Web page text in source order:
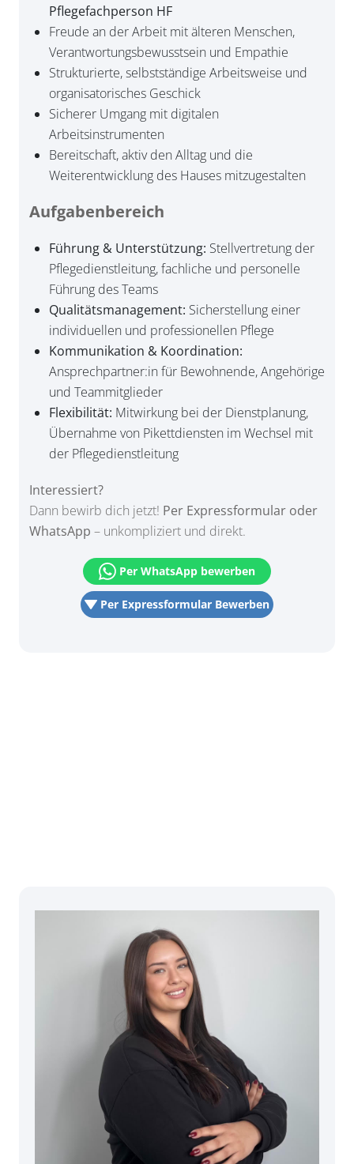
Pflegefachperson HF
Freude an der Arbeit mit älteren Menschen,
Verantwortungsbewusstsein und Empathie
Strukturierte, selbstständige Arbeitsweise und
organisatorisches Geschick
Sicherer Umgang mit digitalen
Arbeitsinstrumenten
Bereitschaft, aktiv den Alltag und die
Weiterentwicklung des Hauses mitzugestalten
Aufgabenbereich
Führung & Unterstützung: Stellvertretung der
Pflegedienstleitung, fachliche und personelle
Führung des Teams
Qualitätsmanagement: Sicherstellung einer
individuellen und professionellen Pflege
Kommunikation & Koordination:
Ansprechpartner:in für Bewohnende, Angehörige
und Teammitglieder
Flexibilität: Mitwirkung bei der Dienstplanung,
Übernahme von Pikettdiensten im Wechsel mit
der Pflegedienstleitung
Interessiert?
Dann bewirb dich jetzt! Per Expressformular oder
WhatsApp – unkompliziert und direkt.
Per Expressformular Bewerben
Per WhatsApp bewerben